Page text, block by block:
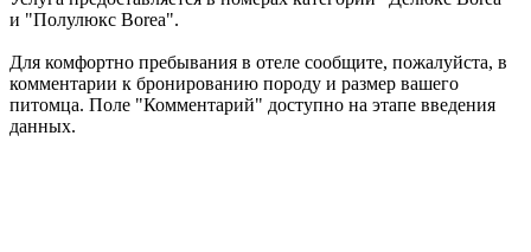
и "Полулюкс Borea".
Для комфортно пребывания в отеле сообщите, пожалуйста, в
комментарии к бронированию породу и размер вашего
питомца. Поле "Комментарий" доступно на этапе введения
данных.